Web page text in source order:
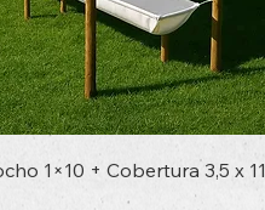
1×10 + Cobertura 3,5 x 11